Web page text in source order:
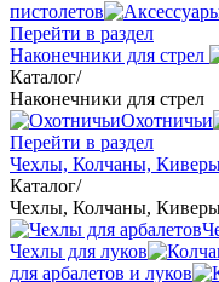
пистолетов
Перейти в раздел
Наконечники для стрел
Каталог/
Наконечники для стрел
Охотничьи
Перейти в раздел
Чехлы, Колчаны,
Каталог/
Чехлы, Колчаны,
Чехлы для луков
для арбалетов и луков